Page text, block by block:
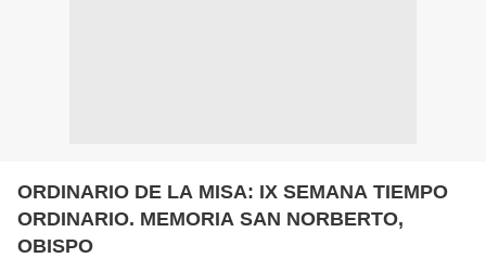
ORDINARIO DE LA MISA: IX SEMANA TIEMPO
ORDINARIO. MEMORIA SAN NORBERTO,
OBISPO